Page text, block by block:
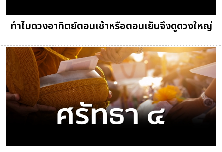
ทำไมดวงอาทิตย์ตอนเช้าหรือตอนเย็นจึงดูดวงใหญ่